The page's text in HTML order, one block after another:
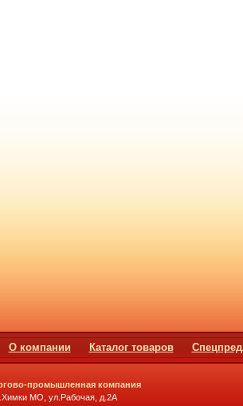
О компании Каталог товаров
промышленная компания
МО, ул.Рабочая, д.2А